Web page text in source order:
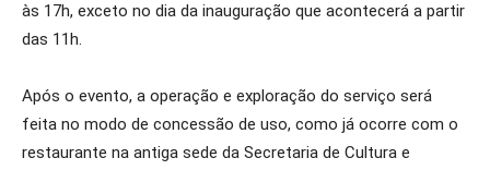
às 17h, exceto no dia da inauguração que acontecerá a partir
das 11h.
Após o evento, a operação e exploração do serviço será
feita no modo de concessão de uso, como já ocorre com o
restaurante na antiga sede da Secretaria de Cultura e